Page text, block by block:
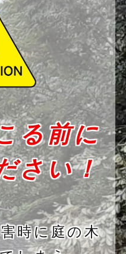
る前に
さい！
時に庭の木